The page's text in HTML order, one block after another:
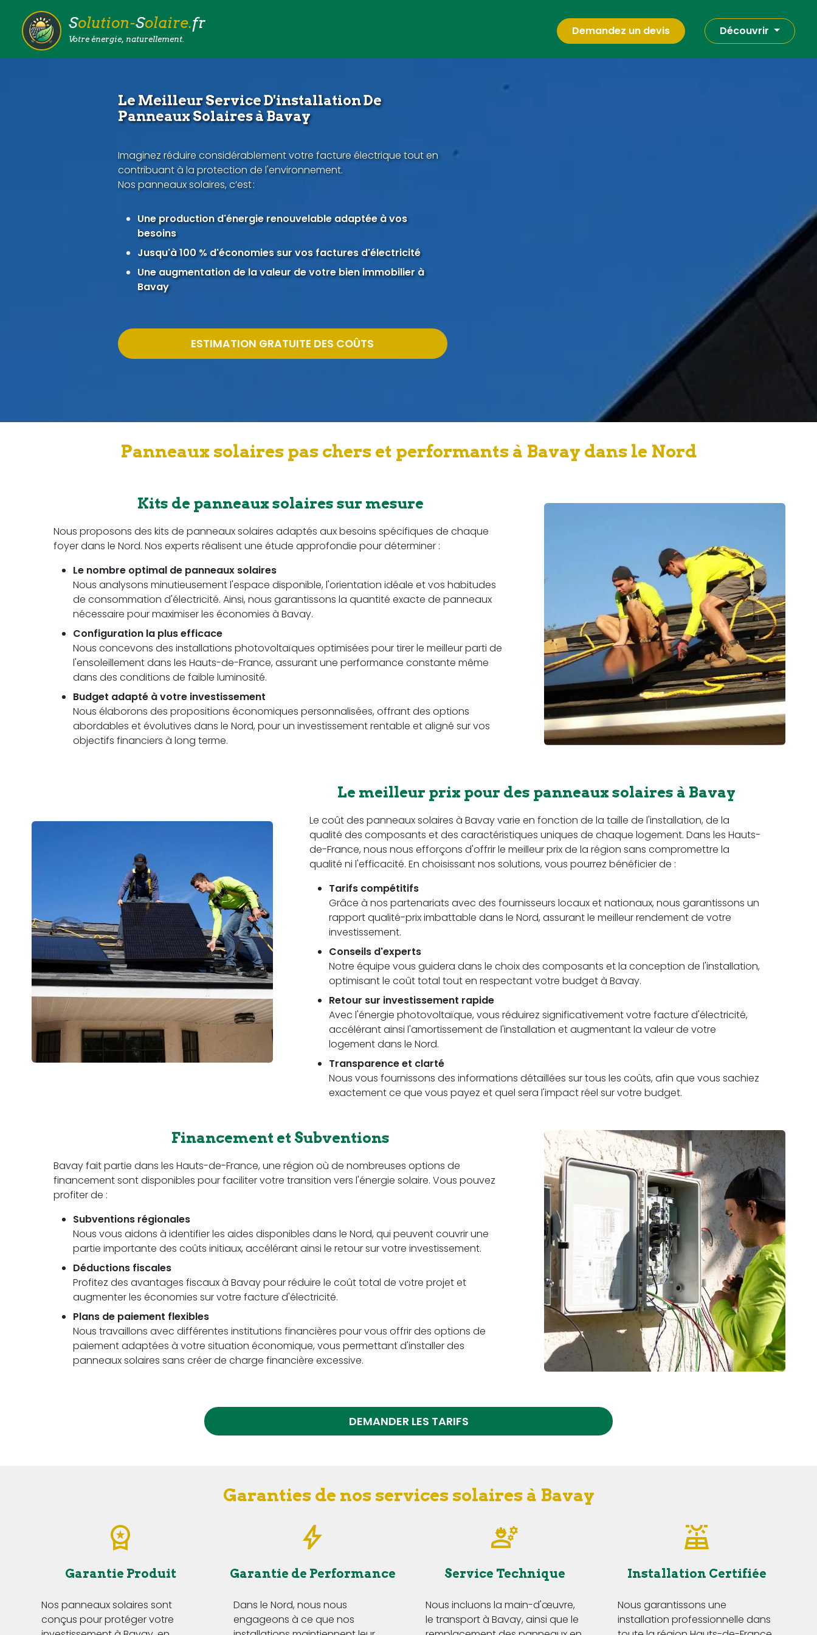
Solution-Solaire.fr
Votre énergie, naturellement.
Demandez un devis Découvrir
Le Meilleur Service D'installation De
Panneaux Solaires à Bavay
Imaginez réduire considérablement votre facture électrique tout en
contribuant à la protection de l'environnement.
Nos panneaux solaires, c’est :
Une production d'énergie renouvelable adaptée à vos
besoins
Jusqu'à 100 % d'économies sur vos factures d'électricité
Une augmentation de la valeur de votre bien immobilier à
Bavay
ESTIMATION GRATUITE DES COÛTS
Panneaux solaires pas chers et performants à Bavay dans le Nord
Kits de panneaux solaires sur mesure
Nous proposons des kits de panneaux solaires adaptés aux besoins spécifiques de chaque
foyer dans le Nord. Nos experts réalisent une étude approfondie pour déterminer :
Le nombre optimal de panneaux solaires
Nous analysons minutieusement l'espace disponible, l'orientation idéale et vos habitudes
de consommation d'électricité. Ainsi, nous garantissons la quantité exacte de panneaux
nécessaire pour maximiser les économies à Bavay.
Configuration la plus efficace
Nous concevons des installations photovoltaïques optimisées pour tirer le meilleur parti de
l'ensoleillement dans les Hauts-de-France, assurant une performance constante même
dans des conditions de faible luminosité.
Budget adapté à votre investissement
Nous élaborons des propositions économiques personnalisées, offrant des options
abordables et évolutives dans le Nord, pour un investissement rentable et aligné sur vos
objectifs financiers à long terme.
Le meilleur prix pour des panneaux solaires à Bavay
Le coût des panneaux solaires à Bavay varie en fonction de la taille de l'installation, de la
qualité des composants et des caractéristiques uniques de chaque logement. Dans les Hauts-
de-France, nous nous efforçons d'offrir le meilleur prix de la région sans compromettre la
qualité ni l'efficacité. En choisissant nos solutions, vous pourrez bénéficier de :
Tarifs compétitifs
Grâce à nos partenariats avec des fournisseurs locaux et nationaux, nous garantissons un
rapport qualité-prix imbattable dans le Nord, assurant le meilleur rendement de votre
investissement.
Conseils d'experts
Notre équipe vous guidera dans le choix des composants et la conception de l'installation,
optimisant le coût total tout en respectant votre budget à Bavay.
Retour sur investissement rapide
Avec l'énergie photovoltaïque, vous réduirez significativement votre facture d'électricité,
accélérant ainsi l'amortissement de l'installation et augmentant la valeur de votre
logement dans le Nord.
Transparence et clarté
Nous vous fournissons des informations détaillées sur tous les coûts, afin que vous sachiez
exactement ce que vous payez et quel sera l'impact réel sur votre budget.
Financement et Subventions
Bavay fait partie dans les Hauts-de-France, une région où de nombreuses options de
financement sont disponibles pour faciliter votre transition vers l'énergie solaire. Vous pouvez
profiter de :
Subventions régionales
Nous vous aidons à identifier les aides disponibles dans le Nord, qui peuvent couvrir une
partie importante des coûts initiaux, accélérant ainsi le retour sur votre investissement.
Déductions fiscales
Profitez des avantages fiscaux à Bavay pour réduire le coût total de votre projet et
augmenter les économies sur votre facture d'électricité.
Plans de paiement flexibles
Nous travaillons avec différentes institutions financières pour vous offrir des options de
paiement adaptées à votre situation économique, vous permettant d'installer des
panneaux solaires sans créer de charge financière excessive.
DEMANDER LES TARIFS
Garanties de nos services solaires à Bavay
Garantie Produit
Nos panneaux solaires sont
conçus pour protéger votre
Garantie de Performance
Dans le Nord, nous nous
engageons à ce que nos
Service Technique
Nous incluons la main-d'œuvre,
le transport à Bavay, ainsi que le
Installation Certifiée
Nous garantissons une
installation professionnelle dans